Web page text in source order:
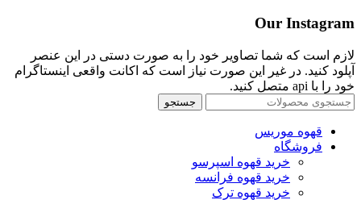
Our Instagram
لازم است که شما تصاویر خود را به صورت دستی در این عنصر
آپلود کنید. در غیر این صورت نیاز است که اکانت واقعی اینستاگرام
خود را با api متصل کنید.
جستجو
قهوه موریس
فروشگاه
خرید قهوه اسپرسو
خرید قهوه فرانسه
خرید قهوه ترک